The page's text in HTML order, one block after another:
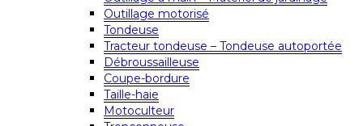
Outillage motorisé
Tondeuse
Tracteur tondeuse – Tondeuse autoportée
Débroussailleuse
Coupe-bordure
Taille-haie
Motoculteur